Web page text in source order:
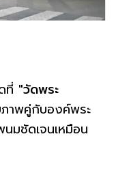
ที่ "วัดพระ
าพคู่กับองค์พระ
มชัดเจนเหมือน